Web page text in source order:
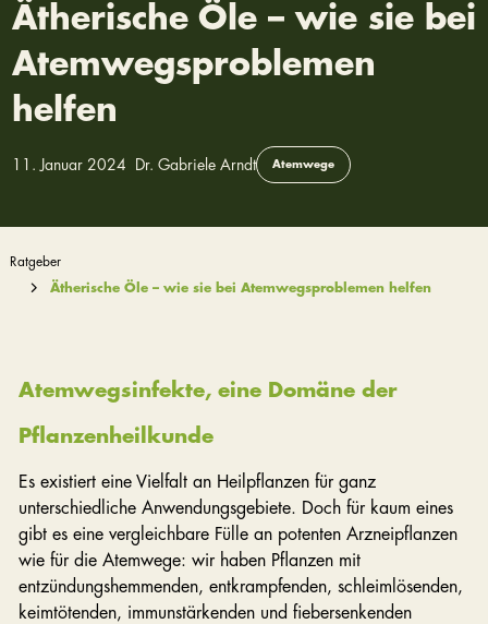
Ätherische Öle – wie sie bei
Atemwegsproblemen
helfen
11. Januar 2024 Dr. Gabriele Arndt Atemwege
Ratgeber
Ätherische Öle – wie sie bei Atemwegsproblemen helfen
Atemwegsinfekte, eine Domäne der
Pflanzenheilkunde
Es existiert eine Vielfalt an Heilpflanzen für ganz
unterschiedliche Anwendungsgebiete. Doch für kaum eines
gibt es eine vergleichbare Fülle an potenten Arzneipflanzen
wie für die Atemwege: wir haben Pflanzen mit
entzündungshemmenden, entkrampfenden, schleimlösenden,
keimtötenden, immunstärkenden und fiebersenkenden